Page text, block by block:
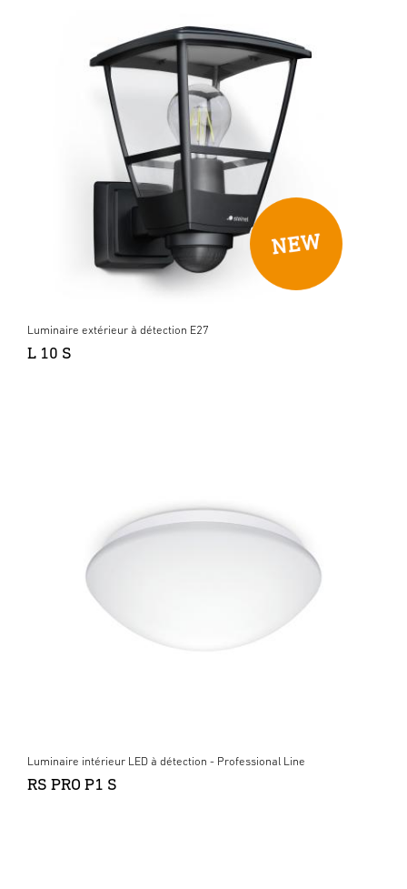
Luminaire extérieur à détection E27
L 10 S
Luminaire intérieur LED à détection - Professional Line
RS PRO P1 S